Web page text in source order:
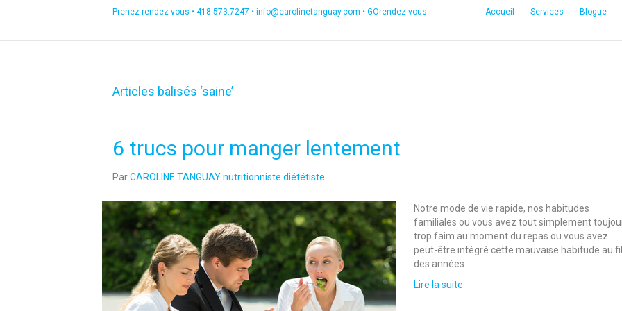
Prenez rendez-vous • 418.573.7247 • info@carolinetanguay.com • GOrendez-vous Accueil Services Blogue
Articles balisés ‘saine’
6 trucs pour manger lentement
ParCAROLINE TANGUAY nutritionniste diététiste
Notre mode de vie rapide, nos habitudes
familiales ou vous avez tout simplement
trop faim au moment du repas ou vous avez
peut-être intégré cette mauvaise habitude au fil
des années.
Lire la suite